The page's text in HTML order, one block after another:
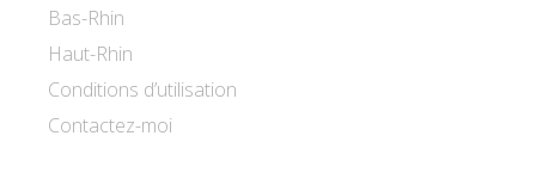
Bas-Rhin
Haut-Rhin
Conditions d’utilisation
Contactez-moi